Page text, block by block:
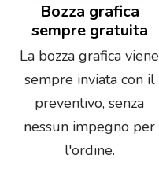
Bozza grafica
sempre gratuita
La bozza grafica viene
sempre inviata con il
preventivo, senza
nessun impegno per
l'ordine.